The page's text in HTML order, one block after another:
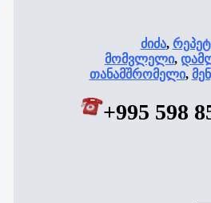
ძიძა,
მომვლელი,
თანამშრომელი,
+995 598